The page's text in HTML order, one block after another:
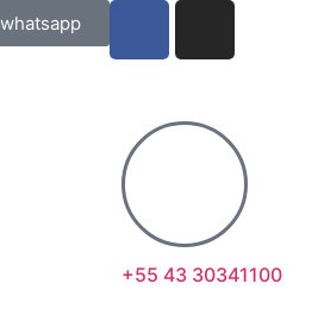
whatsapp
+55 43 30341100